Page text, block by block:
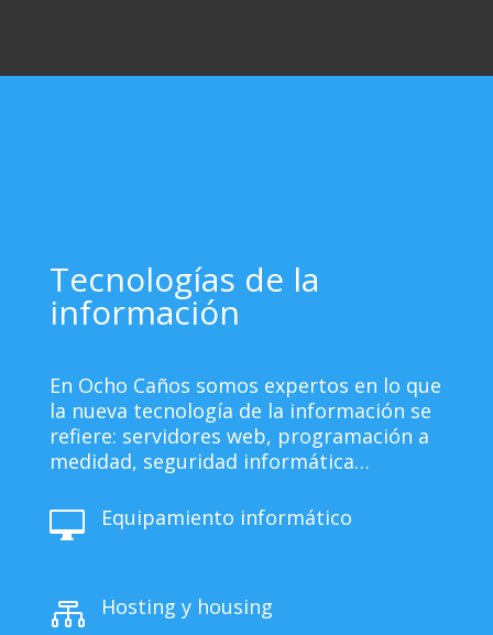
Tecnologías de la
información
En Ocho Caños somos expertos en lo que
la nueva tecnología de la información se
refiere: servidores web, programación a
medidad, seguridad informática…
 Equipamiento informático
 Hosting y housing